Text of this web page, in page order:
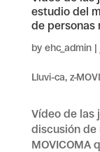
estudio del
de personas
by ehc_admin|
Lluvi-ca, z-
Vídeo de las
discusión
MOVICOMA